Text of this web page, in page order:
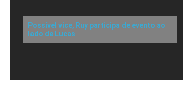
Possível vice, Ruy participa de evento ao
lado de Lucas